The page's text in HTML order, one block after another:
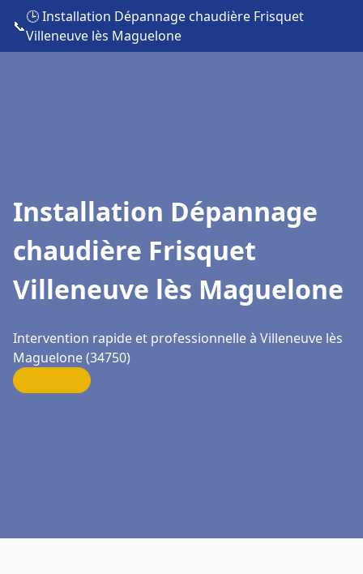
📞
🕒 Installation Dépannage chaudière Frisquet
Villeneuve lès Maguelone
Installation Dépannage
chaudière Frisquet
Villeneuve lès Maguelone
Intervention rapide et professionnelle à Villeneuve lès
Maguelone (34750)